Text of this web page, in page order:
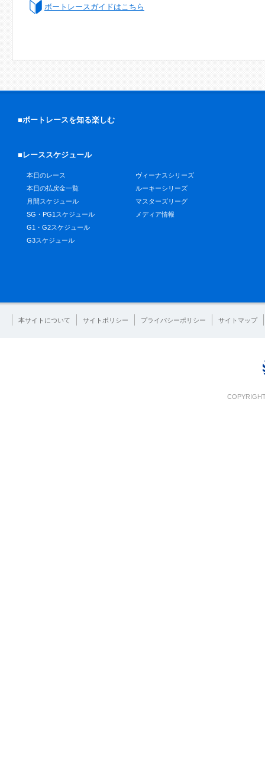
ボートレースガイドはこちら
■ボートレースを知る楽しむ
■レーススケジュール
本日のレース
本日の払戻金一覧
月間スケジュール
SG・PG1スケジュール
G1・G2スケジュール
G3スケジュール
ヴィーナスシリーズ
ルーキーシリーズ
マスターズリーグ
メディア情報
本サイトについて サイトポリシー プライバシーポリシー サイトマップ